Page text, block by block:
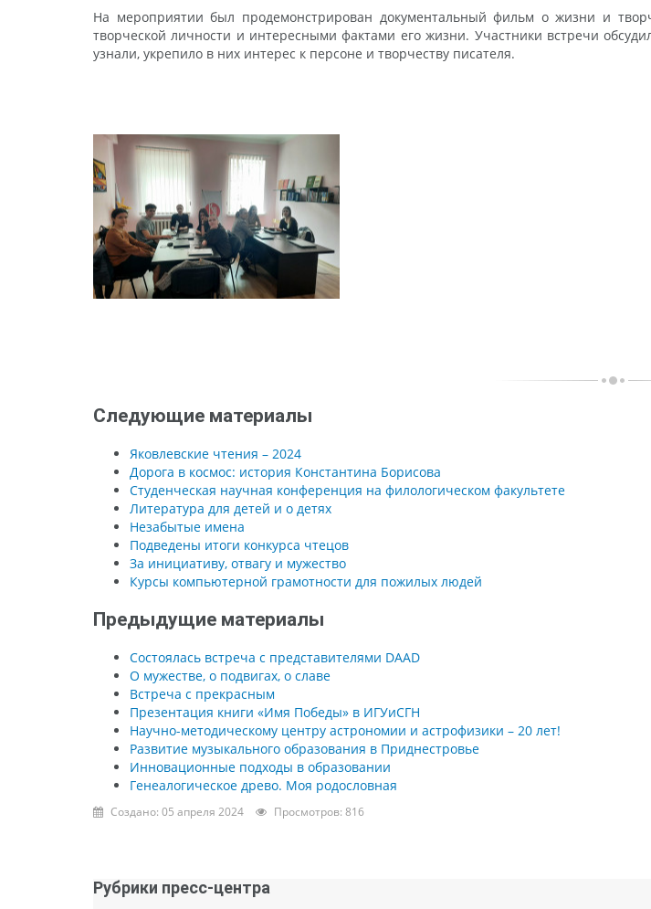
На мероприятии был продемонстрирован документальный фильм о жизни и
творческой личности и интересными фактами его жизни. Участники встречи
узнали, укрепило в них интерес к персоне и творчеству писателя.
Следующие материалы
Яковлевские чтения – 2024
Дорога в космос: история Константина Борисова
Студенческая научная конференция на филологическом факультете
Литература для детей и о детях
Незабытые имена
Подведены итоги конкурса чтецов
За инициативу, отвагу и мужество
Курсы компьютерной грамотности для пожилых людей
Предыдущие материалы
Состоялась встреча с представителями DAAD
О мужестве, о подвигах, о славе
Встреча с прекрасным
Презентация книги «Имя Победы» в ИГУиСГН
Научно-методическому центру астрономии и астрофизики – 20 лет!
Развитие музыкального образования в Приднестровье
Инновационные подходы в образовании
Генеалогическое древо. Моя родословная
Создано: 05 апреля 2024 Просмотров: 816
Рубрики пресс-центра